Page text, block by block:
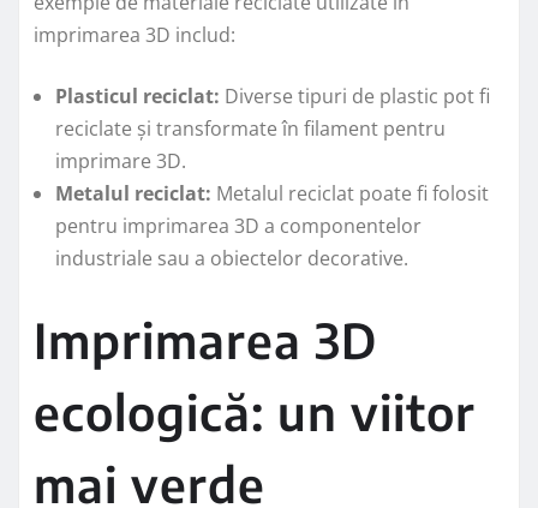
imprimarea 3D includ:
Plasticul reciclat: Diverse tipuri de plastic pot fi
reciclate și transformate în filament pentru
imprimare 3D.
Metalul reciclat: Metalul reciclat poate fi folosit
pentru imprimarea 3D a componentelor
industriale sau a obiectelor decorative.
Imprimarea 3D
ecologică: un viitor
mai verde